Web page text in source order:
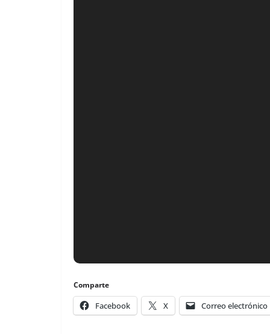
Comparte
Facebook X Correo electrónico